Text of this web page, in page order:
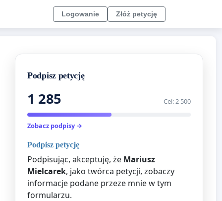
Logowanie Złóż petycję
Podpisz petycję
1 285 Cel: 2 500
Zobacz podpisy →
Podpisz petycję
Podpisując, akceptuję, że Mariusz
Mielcarek, jako twórca petycji, zobaczy
informacje podane przeze mnie w tym
formularzu.